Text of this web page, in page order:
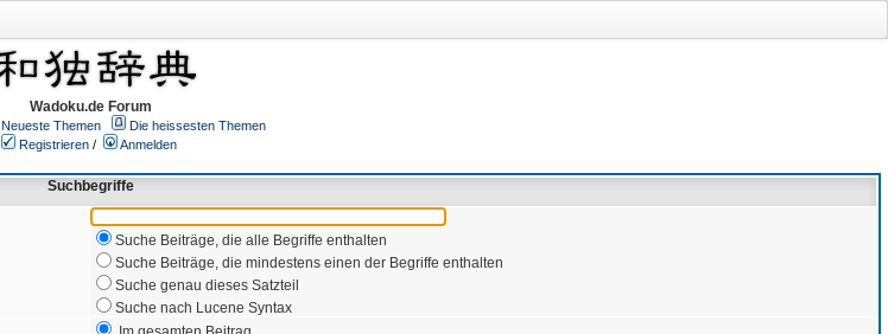
Wadoku.de Forum
Neueste Themen
Die heissesten Themen
Registrieren /
Anmelden
Suchbegriffe
Suche Beiträge, die alle Begriffe enthalten
Suche Beiträge, die mindestens einen der Begriffe enthalten
Suche genau dieses Satzteil
Suche nach Lucene Syntax